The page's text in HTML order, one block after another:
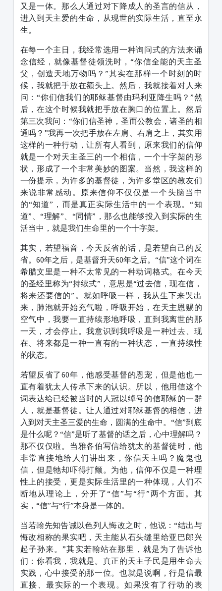
又是一体。那么人通过对下降成人的圣言的信从，
进入到天主爱的生命，从现世的实际生活，直至永
生。
在每一个主日，我经常选用一种询问式的方法来诵
念信经，就像基督徒领洗时，“你信全能的天主圣
父，创造天地万物吗？”其实在那样一个时刻的时
候，我就把手放在额头上。然后，我就接着对人来
问：“你们信我们的耶稣基督由玛利亚降生吗？”然
后，在这个时候我就把手放在胸口的位置上。然后
第三次我问：“你们信圣神，圣而公教会，诸圣的相
通吗？”我再一次把手放在左肩、右肩之上，其实用
这样的一种行动，让所有人看到，原来我们的信仰
就是一个对天主圣三的一个相信，一个十字架的形
状，形成了一个非常美妙的图案。当然，我这样的
一份提示，为许多的基督徒，为许多堂区的教友们
来说非常感动。原来信仰不仅仅是一个头脑当中
的“知道”，而是真正实际生活中的一个表现。“知
道”、“理解”、“同情”，那么也能够投入到实际的生
活当中，就是我们生命里的一个十字架。
其实，若望福音，今天反省的话，是若望自己的反
省。60年之后，是基督升天60年之后。“信”这个词在
希腊文里是一种不太常见的一种动词格式。在今天
的圣经里称为“持续式”，意思是“过去信，现在信，
将来还要信的”。就如呼吸一样，我从生下来哭出
来，肺泡就开始充气啦，呼吸开始，在天主恩赐的
空气中，我要一直持续形地呼吸，直到我离世的那
一天，才会停止。我意识到我呼吸是一种过去、现
在、将来都是一种一直有的一种状态，一直持续性
的状态。
若望反省了60年，他感受基督的恩宠，但是他也一
直有着犹太人传承下来的认识。所以，他用信这个
词表达给已经被当时的人冠以绰号的信耶稣的一群
人，就是基督徒。让人通过对耶稣基督的相信，进
入到对天主圣三爱的生命，圆满的生命中。“信”到底
是什么呢？“信”是听了基督的话之后，心中理解吗？
那不仅仅啦。当雅各伯写信给犹太的基督徒时，他
非常直接地给人们讲出来，你信天主吗？魔鬼也
信，但是牠却吓得打颤。为他，信仰不仅是一种理
性上的接受，更是实际生活里的一种体现，人们不
断地从理论上，分开了“信”与“行”两个方面。其
实，“信”与“行”本身是一体的。
当若翰先知告诫以色列人悔改之时，他说：“结出与
悔改相称的果实吧，天主能从石头缝里给亚巴郎兴
起子孙来。”其实若翰站在那里，就是为了告诉他
们：你看我，我就是。真正的天主子民是用生命去
实践，心中接受的那一位。也就是说啊，行是信最
直接、最实际的一个表现。如果没有了行动的表